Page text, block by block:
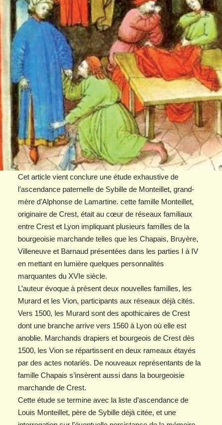
Cet article vient conclure une étude exhaustive de
l’ascendance paternelle de Sybille de Monteillet, grand-
mère d’Alphonse de Lamartine. cette famille Monteillet,
originaire de Crest, était au cœur de réseaux familiaux
entre Crest et Lyon impliquant plusieurs familles de la
bourgeoisie marchande telles que les Chapais, Bruyère,
Villeneuve et Barnaud présentées dans les parties I à IV
en mettant en lumière quelques personnalités
marquantes du XVIe siècle.
L’auteur évoque à présent deux nouvelles familles, les
Murard et les Vion, participants aux réseaux déjà cités.
Vers 1500, les Murard sont des apothicaires de Crest
dont une branche arrive vers 1560 à Lyon où elle est
anoblie. Marchands drapiers et bourgeois de Crest dès
1500, les Vion se répartissent en deux rameaux étayés
par des actes notariés. De nouveaux représentants de la
famille Chapais s’insèrent aussi dans la bourgeoisie
marchande de Crest.
Cette étude se termine avec la liste d’ascendance de
Louis Monteillet, père de Sybille déjà citée, et une